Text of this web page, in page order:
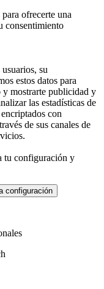
ofrecerte una
consentimiento
su
estos datos para
y mostrarte publicidad y
las estadísticas de
con
de sus canales de
tu configuración y
configuración